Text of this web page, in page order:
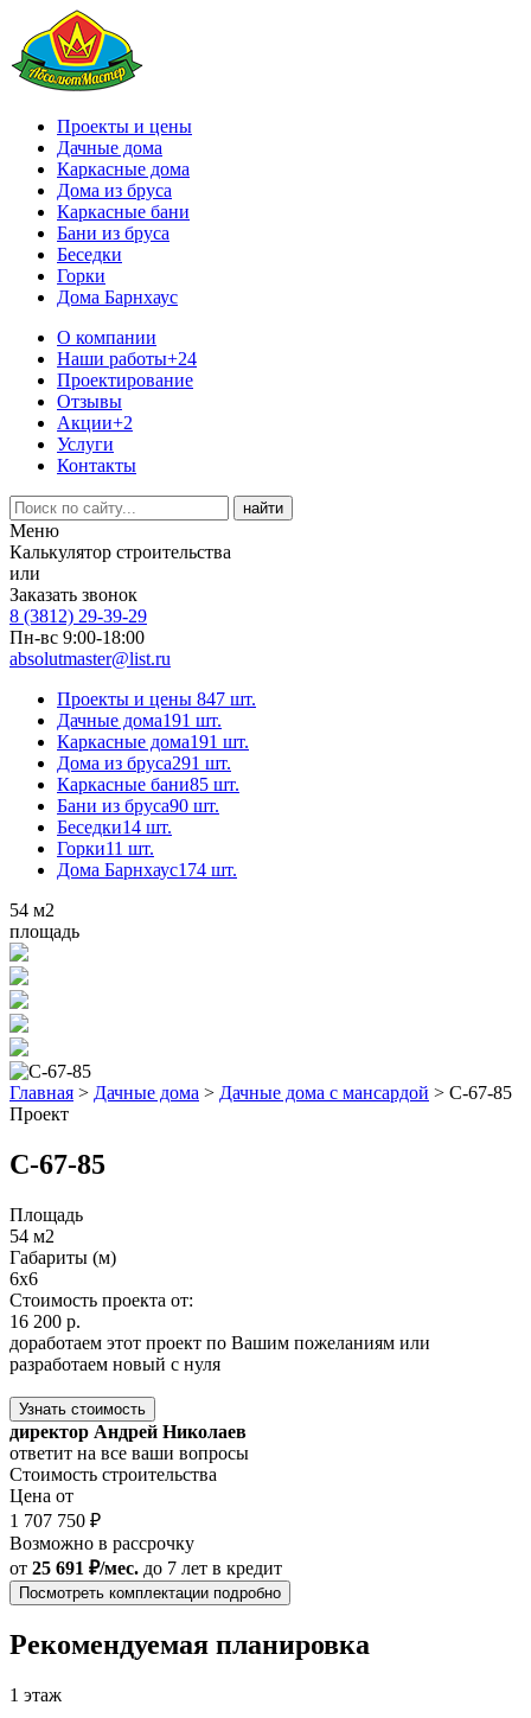
Проекты и цены
Дачные дома
Каркасные дома
Дома из бруса
Каркасные бани
Бани из бруса
Беседки
Горки
Дома Барнхаус
О компании
Наши работы+24
Проектирование
Отзывы
Акции+2
Услуги
Контакты
Меню
Калькулятор строительства
или
Заказать звонок
8 (3812) 29-39-29
Пн-вс 9:00-18:00
absolutmaster@list.ru
Проекты и цены 847 шт.
Дачные дома191 шт.
Каркасные дома191 шт.
Дома из бруса291 шт.
Каркасные бани85 шт.
Бани из бруса90 шт.
Беседки14 шт.
Горки11 шт.
Дома Барнхаус174 шт.
54 м2
площадь
Главная > Дачные дома > Дачные дома с мансардой > С-67-85
Проект
С-67-85
Площадь
54 м2
Габариты (м)
6x6
Стоимость проекта от:
16 200 р.
доработаем этот проект по Вашим пожеланиям или
разработаем новый с нуля
Узнать стоимость
директор Андрей Николаев
ответит на все ваши вопросы
Стоимость строительства
Цена от
1 707 750 ₽
Возможно в рассрочку
от 25 691 ₽/мес. до 7 лет в кредит
Посмотреть комплектации подробно
Рекомендуемая планировка
1 этаж